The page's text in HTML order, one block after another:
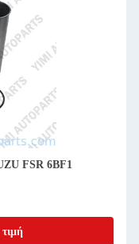
FSR 6BF1